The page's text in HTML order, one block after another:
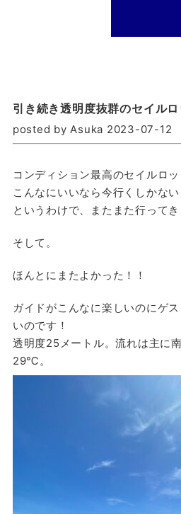
引き続き透明度抜群のセイルロ
posted by Asuka 2023-07-12
コンディション最高のセイルロッ
こんなにいいなら今行くしかない
というわけで、またまた行ってき
そして。
ほんとにまたよかった！！
ガイドがこんなに楽しいのにゲ
いのです！
透明度25メートル。流れは主に
29℃。